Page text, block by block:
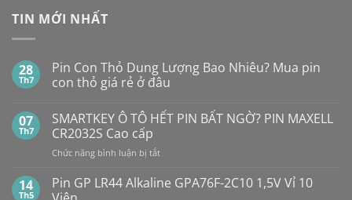
TIN MỚI NHẤT
28
Th7
Pin Con Thỏ Dung Lượng Bao Nhiêu? Mua pin
con thỏ giá rẻ ở đâu
bình
luận
ở
Pin
Con
Dung
Lượng
07
Th7
SMARTKEY Ô TÔ HẾT PIN BẤT NGỜ? PIN MAXELL
CR2032S Cao cấp
Chức năng bình luận bị tắtở
Ô
14
Th5
Pin GP LR44 Alkaline GPA76F-2C10 1,5V Vỉ 10